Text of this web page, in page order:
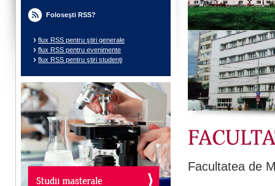
Foloseşti RSS?
flux RSS pentru ştiri generale
flux RSS pentru evenimente
flux RSS pentru ştiri studenţi
Facultatea de